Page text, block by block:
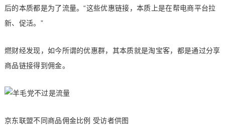
后的本质都是为了流量。“这些优惠链接，本质上是在帮电商平台拉
新、促活。”
燃财经发现，如今所谓的优惠群，其本质就是淘宝客，都是通过分享
商品链接得到佣金。
京东联盟不同商品佣金比例 受访者供图